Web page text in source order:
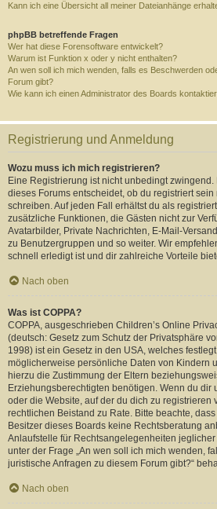
Kann ich eine Übersicht all meiner Dateianhänge
phpBB betreffende Fragen
Wer hat diese Forensoftware entwickelt?
Warum ist Funktion x oder y nicht enthalten?
An wen soll ich mich wenden, falls es Beschwerden
Forum gibt?
Wie kann ich einen Administrator des Boards
Registrierung und Anmeldung
Wozu muss ich mich registrieren?
Eine Registrierung ist nicht unbedingt
dieses Forums entscheidet, ob du registriert sein
schreiben. Auf jeden Fall erhältst du als
zusätzliche Funktionen, die Gästen nicht zur
Avatarbilder, Private Nachrichten, E-Mail-
zu Benutzergruppen und so weiter. Wir
schnell erledigt ist und dir zahlreiche Vorteile
Nach oben
Was ist COPPA?
COPPA, ausgeschrieben Children’s Online
(deutsch: Gesetz zum Schutz der Privatsphäre
1998) ist ein Gesetz in den USA, welches
möglicherweise persönliche Daten von Kindern
hierzu die Zustimmung der Eltern
Erziehungsberechtigten benötigen. Wenn du dir
oder die Website, auf der du dich zu registrieren
rechtlichen Beistand zu Rate. Bitte beachte,
Besitzer dieses Boards keine Rechtsberatung
Anlaufstelle für Rechtsangelegenheiten jeglicher
unter der Frage „An wen soll ich mich wenden,
juristische Anfragen zu diesem Forum gibt?“
Nach oben